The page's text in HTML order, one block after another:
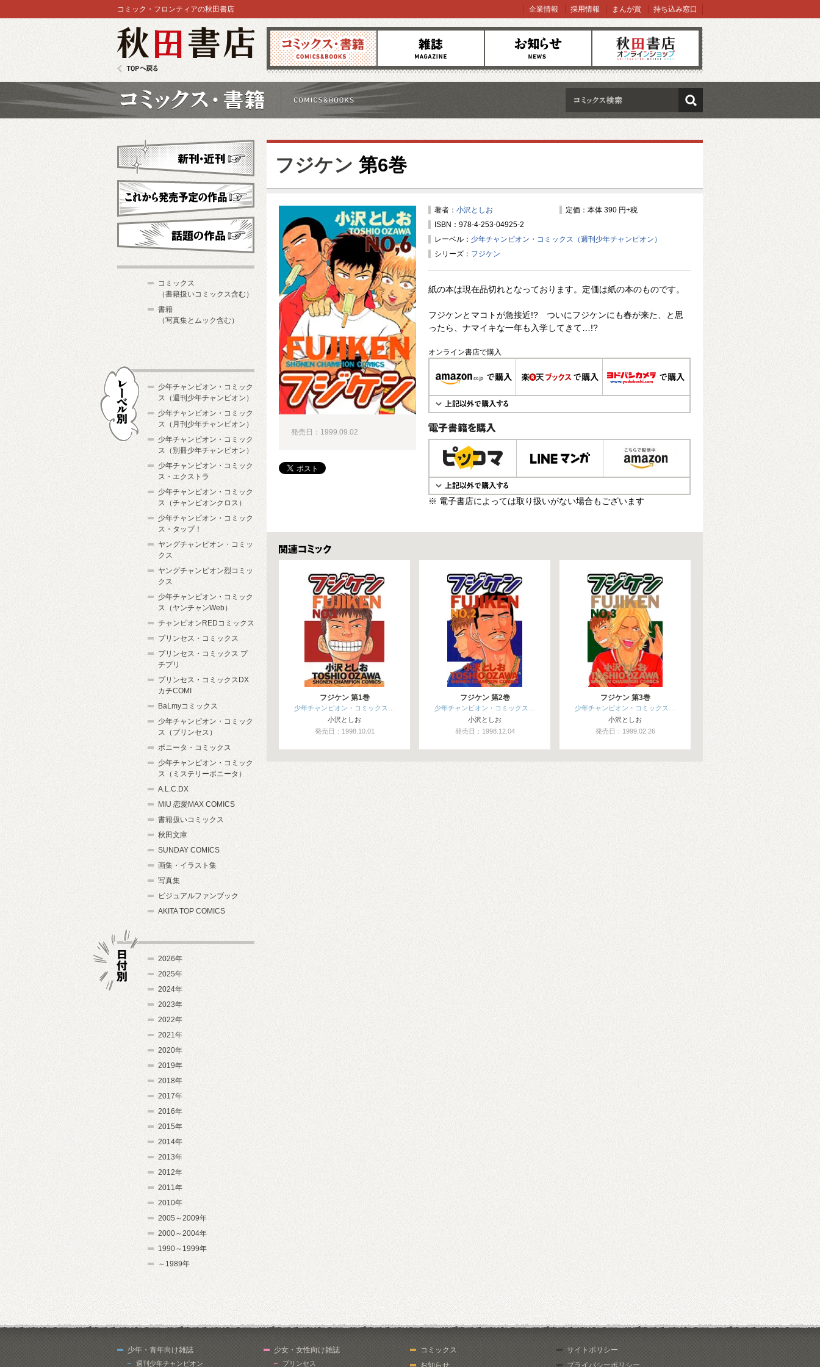
コミックス 雑誌 お知らせ オンラインショップ
コミック・フロンティアの秋田書店 企業情報 採用情報 まんが賞 持ち込み窓口
検索
フジケン 第6巻
著者： 小沢としお
定価：本体 390 円+税
ISBN：978-4-253-04925-2
レーベル： 少年チャンピオン・コミックス（週刊少年チャンピオン）
シリーズ： フジケン
紙の本は現在品切れとなっております。定価は紙の本のものです。
フジケンとマコトが急接近!? ついにフジケンにも春が来た、と思
ったら、ナマイキな一年も入学してきて…!?
オンライン書店で購入
電子書籍で購入
※ 電子書店によっては取り扱いがない場合もございます
発売日：1999.09.02
関連コミックス
フジケン 第1巻
少年チャンピオン・コミックス…
小沢としお
発売日：1998.10.01
フジケン 第2巻
少年チャンピオン・コミックス…
小沢としお
発売日：1998.12.04
フジケン 第3巻
少年チャンピオン・コミックス…
小沢としお
発売日：1999.02.26
新刊・近刊
これから発売予定
コミックス
（書籍扱いコミックス含む）
書籍
（写真集とムック含む）
少年チャンピオン・コミック
ス（週刊少年チャンピオン）
少年チャンピオン・コミック
ス（月刊少年チャンピオン）
少年チャンピオン・コミック
ス（別冊少年チャンピオン）
少年チャンピオン・コミック
ス・エクストラ
少年チャンピオン・コミック
ス（チャンピオンクロス）
少年チャンピオン・コミック
ス・タップ！
ヤングチャンピオン・コミッ
クス
ヤングチャンピオン烈コミッ
クス
少年チャンピオン・コミック
ス（ヤンチャンWeb）
チャンピオンREDコミックス
プリンセス・コミックス
プリンセス・コミックス プ
チプリ
プリンセス・コミックスDX
カチCOMI
BaLmyコミックス
少年チャンピオン・コミック
ス（プリンセス）
ボニータ・コミックス
少年チャンピオン・コミック
ス（ミステリーボニータ）
A.L.C.DX
MIU 恋愛MAX COMICS
書籍扱いコミックス
秋田文庫
SUNDAY COMICS
画集・イラスト集
写真集
ビジュアルファンブック
AKITA TOP COMICS
2026年
2025年
2024年
2023年
2022年
2021年
2020年
2019年
2018年
2017年
2016年
2015年
2014年
2013年
2012年
2011年
2010年
2005～2009年
2000～2004年
1990～1999年
～1989年
少年・青年向け雑誌
週刊少年チャンピオン
少女・女性向け雑誌
プリンセス
コミックス
お知らせ
サイトポリシー
プライバシーポリシー